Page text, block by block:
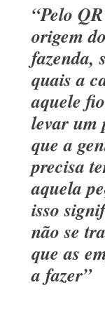
“Pelo
origem
fazenda,
quais a
aquele
levar um
que a
precisa
aquela
isso
não se
que as
a fazer”